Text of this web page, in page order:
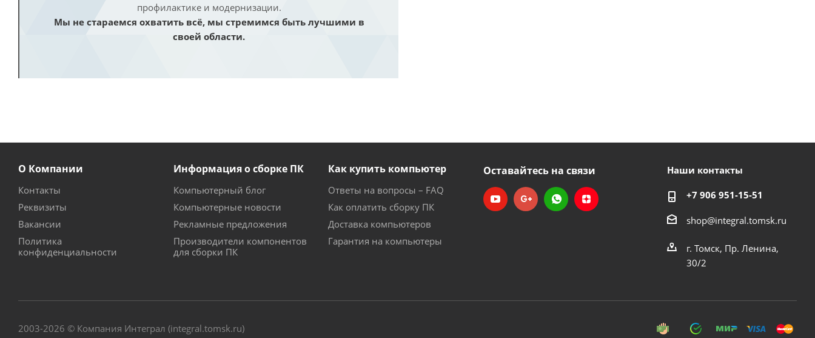
профилактике и модернизации.
Мы не стараемся охватить всё, мы стремимся быть лучшими в
своей области.
О Компании
Контакты
Реквизиты
Вакансии
Политика
конфиденциальности
Информация о сборке ПК
Компьютерный блог
Компьютерные новости
Рекламные предложения
Производители компонентов
для сборки ПК
Как купить компьютер
Ответы на вопросы – FAQ
Как оплатить сборку ПК
Доставка компьютеров
Гарантия на компьютеры
Оставайтесь на связи Наши контакты
+7 906 951-15-51
shop@integral.tomsk.ru
г. Томск, Пр. Ленина,
30/2
2003-2026 © Компания Интеграл (integral.tomsk.ru)